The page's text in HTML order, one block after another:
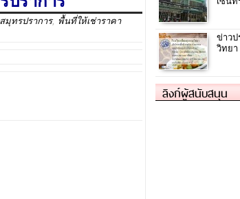
มุทรปราการ, พื้นที่ให้เช่าราคา
ข่าว
วิทยา
ลิงก์ผู้สนับสนุน